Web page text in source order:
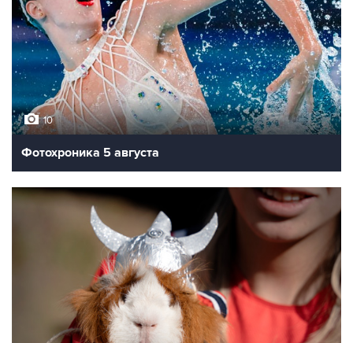
10
Фотохроника 5 августа